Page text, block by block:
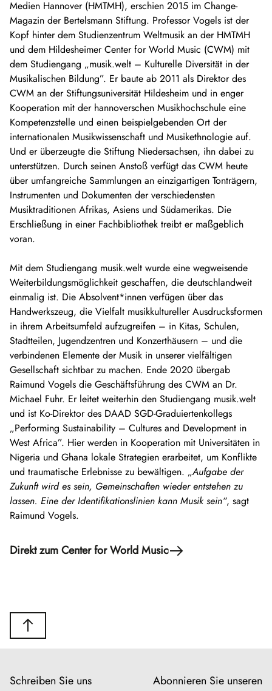
Medien Hannover (HMTMH), erschien 2015 im Change-
Magazin der Bertelsmann Stiftung. Professor Vogels ist der
Kopf hinter dem Studienzentrum Weltmusik an der HMTMH
und dem Hildesheimer Center for World Music (CWM) mit
dem Studiengang „musik.welt – Kulturelle Diversität in der
Musikalischen Bildung”. Er baute ab 2011 als Direktor des
CWM an der Stiftungsuniversität Hildesheim und in enger
Kooperation mit der hannoverschen Musikhochschule eine
Kompetenzstelle und einen beispielgebenden Ort der
internationalen Musikwissenschaft und Musikethnologie auf.
Und er überzeugte die Stiftung Niedersachsen, ihn dabei zu
unterstützen. Durch seinen Anstoß verfügt das CWM heute
über umfangreiche Sammlungen an einzigartigen Tonträgern,
Instrumenten und Dokumenten der verschiedensten
Musiktraditionen Afrikas, Asiens und Südamerikas. Die
Erschließung in einer Fachbibliothek treibt er maßgeblich
voran.
Mit dem Studiengang musik.welt wurde eine wegweisende
Weiterbildungsmöglichkeit geschaffen, die deutschlandweit
einmalig ist. Die Absolvent*innen verfügen über das
Handwerkszeug, die Vielfalt musikkultureller Ausdrucksformen
in ihrem Arbeitsumfeld aufzugreifen – in Kitas, Schulen,
Stadtteilen, Jugendzentren und Konzerthäusern – und die
verbindenen Elemente der Musik in unserer vielfältigen
Gesellschaft sichtbar zu machen. Ende 2020 übergab
Raimund Vogels die Geschäftsführung des CWM an Dr.
Michael Fuhr. Er leitet weiterhin den Studiengang musik.welt
und ist Ko-Direktor des DAAD SGD-Graduiertenkollegs
„Performing Sustainability – Cultures and Development in
West Africa”. Hier werden in Kooperation mit Universitäten in
Nigeria und Ghana lokale Strategien erarbeitet, um Konflikte
und traumatische Erlebnisse zu bewältigen. „Aufgabe der
Zukunft wird es sein, Gemeinschaften wieder entstehen zu
lassen. Eine der Identifikationslinien kann Musik sein“, sagt
Raimund Vogels.
Direkt zum Center for World Music
Schreiben Sie uns Abonnieren Sie unseren